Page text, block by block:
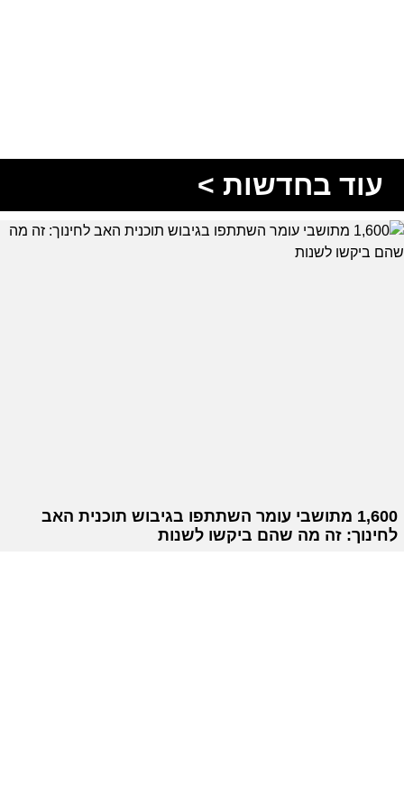
עוד בחדשות >
1,600 מתושבי עומר השתתפו בגיבוש תוכנית האב
לחינוך: זה מה שהם ביקשו לשנות